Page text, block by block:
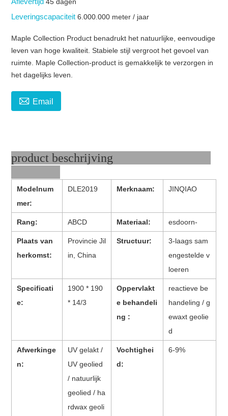
Leveringscapaciteit6.000.000 meter / jaar
Maple Collection Product benadrukt het natuurlijke, eenvoudige
leven van hoge kwaliteit. Stabiele stijl vergroot het gevoel van
ruimte. Maple Collection-product is gemakkelijk te verzorgen in
het dagelijks leven.
 Email
product beschrijving
Modelnum
mer:
DLE2019 Merknaam: JINQIAO
Rang: ABCD Materiaal: esdoorn-
Plaats van
herkomst:
Provincie Jil
in, China
Structuur:
3-laags sam
engestelde v
loeren
Specificati
e:
1900 * 190
* 14/3
Oppervlakt
e behandeli
ng :
reactieve be
handeling / g
ewaxt geolie
d
Afwerkinge
n:
UV gelakt /
UV geolied
/ natuurlijk
geolied / ha
rdwax geoli
Vochtighei
d:
6-9%